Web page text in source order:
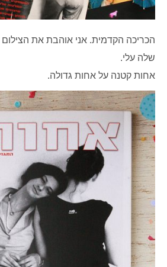
הכריכה הקדמית. אני אוהבת את
שלה עלי.
אחות קטנה על אחות גדולה.